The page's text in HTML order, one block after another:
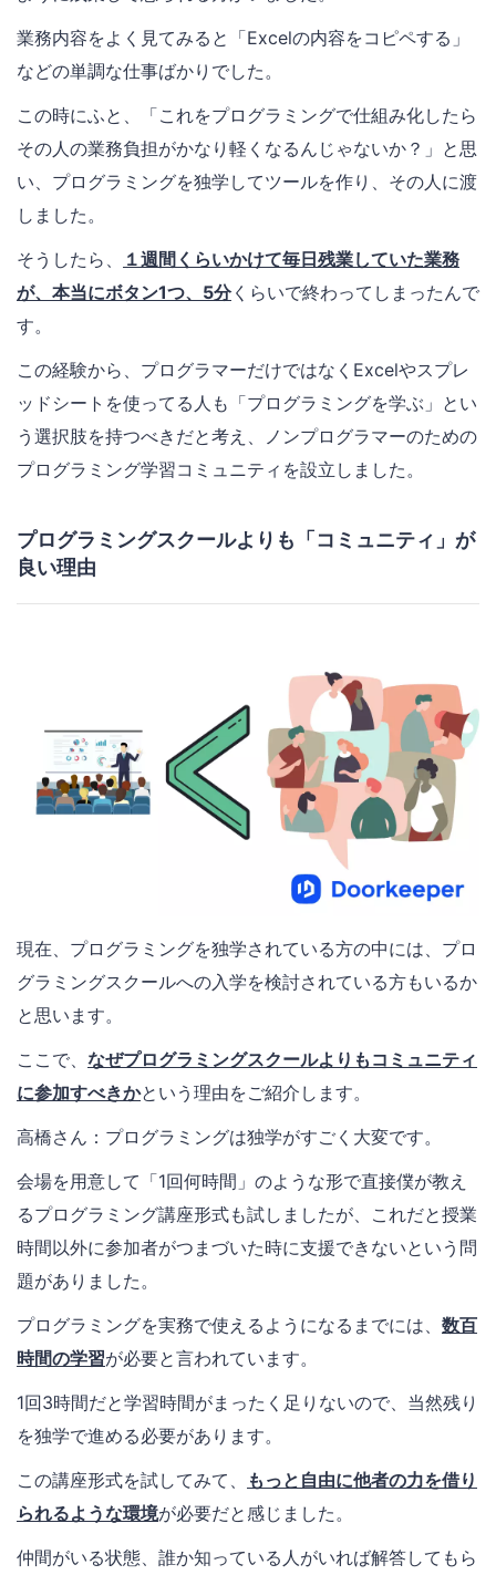
業務内容をよく見てみると「Excelの内容をコピペする」
などの単調な仕事ばかりでした。
この時にふと、「これをプログラミングで仕組み化したら
その人の業務負担がかなり軽くなるんじゃないか？」と思
い、プログラミングを独学してツールを作り、その人に渡
しました。
そうしたら、
１週間くらいかけて毎日残業していた業務
が、本当にボタン1つ、5分くらいで終わってしまったんで
す。
この経験から、プログラマーだけではなくExcelやスプレ
ッドシートを使ってる人も「プログラミングを学ぶ」とい
う選択肢を持つべきだと考え、ノンプログラマーのための
プログラミング学習コミュニティを設立しました。
プログラミングスクールよりも「コミュニティ」が
良い理由
現在、プログラミングを独学されている方の中には、プロ
グラミングスクールへの入学を検討されている方もいるか
と思います。
ここで、 なぜプログラミングスクールよりもコミュニティ
に参加すべきかという理由をご紹介します。
高橋さん：プログラミングは独学がすごく大変です。
会場を用意して「1回何時間」のような形で直接僕が教え
るプログラミング講座形式も試しましたが、これだと授業
時間以外に参加者がつまづいた時に支援できないという問
題がありました。
プログラミングを実務で使えるようになるまでには、 数百
時間の学習が必要と言われています。
1回3時間だと学習時間がまったく足りないので、当然残り
を独学で進める必要があります。
この講座形式を試してみて、
もっと自由に他者の力を借り
られるような環境が必要だと感じました。
仲間がいる状態、誰か知っている人がいれば解答してもら